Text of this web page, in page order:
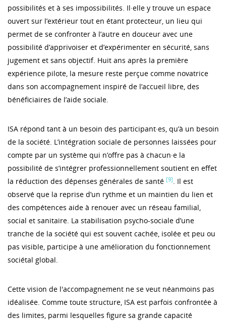
possibilités et à ses impossibilités. Il·elle y trouve un espace
ouvert sur l’extérieur tout en étant protecteur, un lieu qui
permet de se confronter à l’autre en douceur avec une
possibilité d’apprivoiser et d’expérimenter en sécurité, sans
jugement et sans objectif. Huit ans après la première
expérience pilote, la mesure reste perçue comme novatrice
dans son accompagnement inspiré de l’accueil libre, des
bénéficiaires de l’aide sociale.
ISA répond tant à un besoin des participant·es, qu’à un besoin
de la société. L’intégration sociale de personnes laissées pour
compte par un système qui n’offre pas à chacun·e la
possibilité de s’intégrer professionnellement soutient en effet
la réduction des dépenses générales de santé [9]. Il est
observé que la reprise d’un rythme et un maintien du lien et
des compétences aide à renouer avec un réseau familial,
social et sanitaire. La stabilisation psycho-sociale d’une
tranche de la société qui est souvent cachée, isolée et peu ou
pas visible, participe à une amélioration du fonctionnement
sociétal global.
Cette vision de l'accompagnement ne se veut néanmoins pas
idéalisée. Comme toute structure, ISA est parfois confrontée à
des limites, parmi lesquelles figure sa grande capacité